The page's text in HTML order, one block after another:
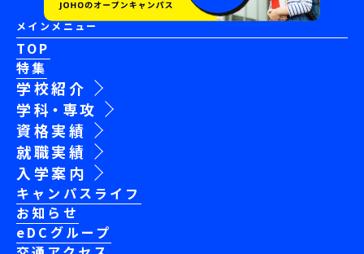
メインメニュー
TOP
特集
学校紹介
学科・専攻
資格実績
就職実績
入学案内
キャンパスライフ
お知らせ
eDCグループ